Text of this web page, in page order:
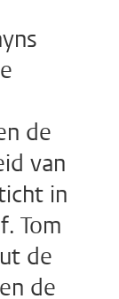
de
van
in
Tom
de
de